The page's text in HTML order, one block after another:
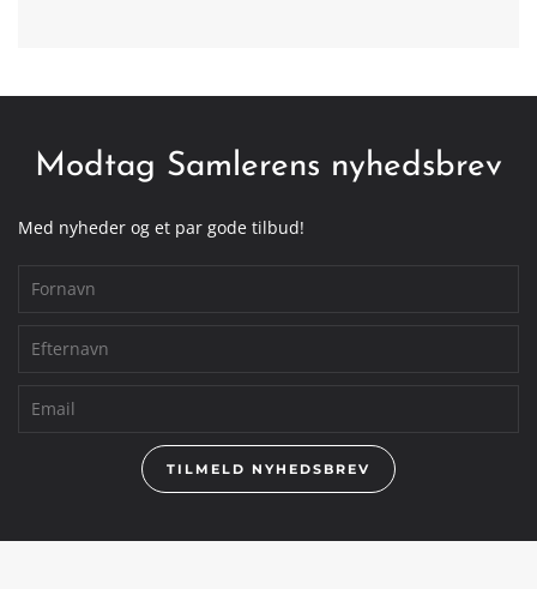
Modtag Samlerens nyhedsbrev
Med nyheder og et par gode tilbud!
TILMELD NYHEDSBREV